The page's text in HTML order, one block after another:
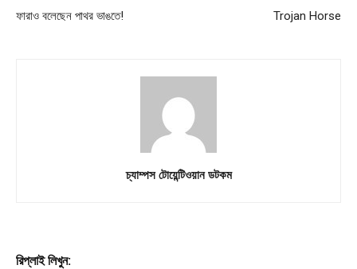
ফারাও বলেছেন পাথর ভাঙতে! Trojan Horse
চ্যাম্পস টোয়েন্টিওয়ান ডটকম
রিপ্লাই লিখুন: